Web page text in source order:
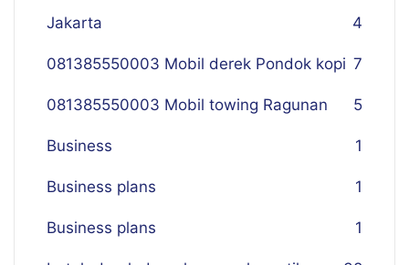
Jakarta 4
081385550003 Mobil derek Pondok kopi 7
081385550003 Mobil towing Ragunan 5
Business 1
Business plans 1
Business plans 1